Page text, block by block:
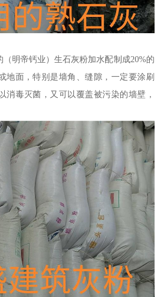
明帝钙业）生石灰粉加水配制成20%的
地面，特别是墙角、缝隙，一定要涂刷
消毒灭菌，又可以覆盖被污染的墙壁，